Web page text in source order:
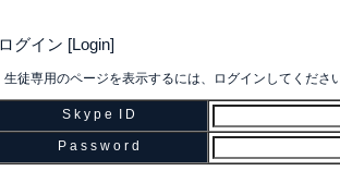
グイン [Login]
生徒専用のページを表示するには、ログインしてください
S k y p e I D
P a s s w o r d